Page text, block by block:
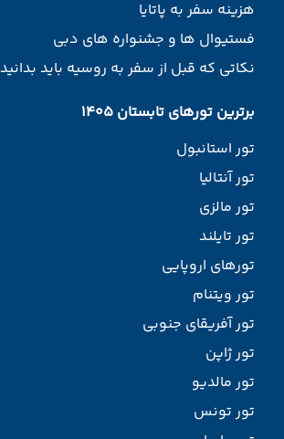
هزینه سفر به پاتایا
فستیوال ها و جشنواره های دبی
نکاتی که قبل از سفر به روسیه باید بدانید
برترین تورهای تابستان 1405
تور استانبول
تور آنتالیا
تور مالزی
تور تایلند
تورهای اروپایی
تور ویتنام
تور آفریقای جنوبی
تور ژاپن
تور مالدیو
تور تونس